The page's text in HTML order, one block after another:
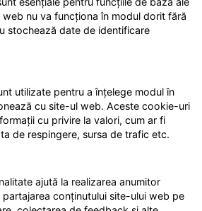
nu va funcționa în modul dorit fără
stochează date de identificare
utilizate pentru a înțelege modul în
cu site-ul web. Aceste cookie-uri
cu privire la valori, cum ar fi
de respingere, sursa de trafic etc.
ajută la realizarea anumitor
conținutului site-ului web pe